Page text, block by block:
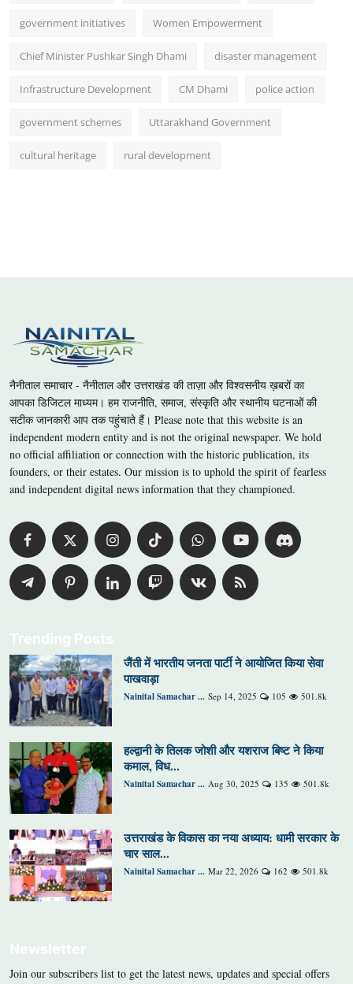
government initiatives Women Empowerment
Chief Minister Pushkar Singh Dhami disaster management
Infrastructure Development CM Dhami police action
government schemes Uttarakhand Government
cultural heritage rural development
नैनीताल समाचार - नैनीताल और उत्तराखंड की ताज़ा और विश्वसनीय ख़बरों का
आपका डिजिटल माध्यम। हम राजनीति, समाज, संस्कृति और स्थानीय घटनाओं की
सटीक जानकारी आप तक पहुंचाते हैं। Please note that this website is an
independent modern entity and is not the original newspaper. We hold
no official affiliation or connection with the historic publication, its
founders, or their estates. Our mission is to uphold the spirit of fearless
and independent digital news information that they championed.
Trending Posts
जैंती में भारतीय जनता पार्टी ने आयोजित किया सेवा
पाखवाड़ा
Nainital Samachar ... Sep 14, 2025 105 501.8k
हल्द्वानी के तिलक जोशी और यशराज बिष्ट ने किया
कमाल, विध...
Nainital Samachar ... Aug 30, 2025 135 501.8k
उत्तराखंड के विकास का नया अध्याय: धामी सरकार के
चार साल...
Nainital Samachar ... Mar 22, 2026 162 501.8k
Newsletter
Join our subscribers list to get the latest news, updates and special offers